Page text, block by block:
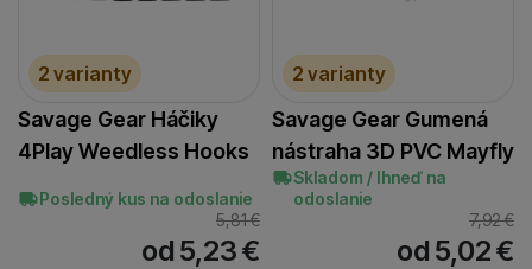
2 varianty
Savage Gear Háčiky
4Play Weedless Hooks
Posledný kus na odoslanie
5,81€
od 5,23€
2 varianty
Savage Gear Gumená
nástraha 3D PVC Mayfly
Skladom / Ihneď na
odoslanie
7,92€
od 5,02€